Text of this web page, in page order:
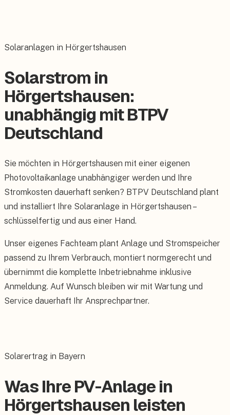
Solaranlagen in Hörgertshausen
Solarstrom in
Hörgertshausen:
unabhängig mit BTPV
Deutschland
Sie möchten in Hörgertshausen mit einer eigenen
Photovoltaikanlage unabhängiger werden und Ihre
Stromkosten dauerhaft senken? BTPV Deutschland plant
und installiert Ihre Solaranlage in Hörgertshausen –
schlüsselfertig und aus einer Hand.
Unser eigenes Fachteam plant Anlage und Stromspeicher
passend zu Ihrem Verbrauch, montiert normgerecht und
übernimmt die komplette Inbetriebnahme inklusive
Anmeldung. Auf Wunsch bleiben wir mit Wartung und
Service dauerhaft Ihr Ansprechpartner.
Solarertrag in Bayern
Was Ihre PV-Anlage in
Hörgertshausen leisten